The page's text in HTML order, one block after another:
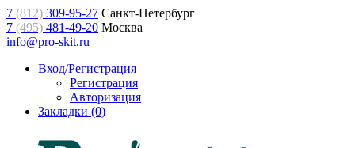
7 (812) 309-95-27 Санкт-Петербург
7 (495) 481-49-20 Москва
info@pro-skit.ru
Вход/Регистрация
Регистрация
Авторизация
Закладки (0)